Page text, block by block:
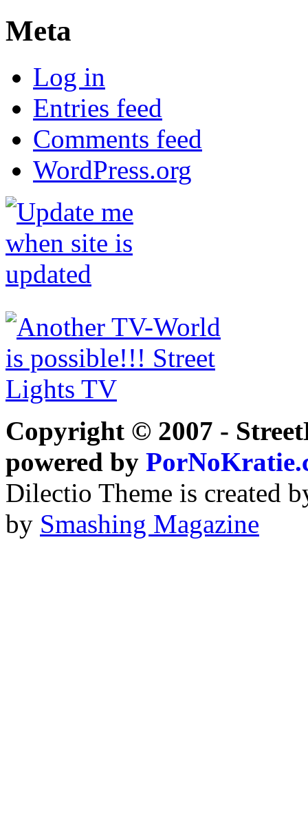
Meta
Log in
Entries feed
Comments feed
WordPress.org
Copyright © 2007 -
powered by
Dilectio Theme is created
by Smashing Magazine